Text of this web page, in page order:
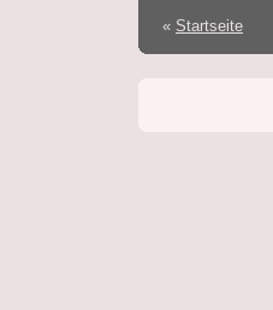
« Startseite